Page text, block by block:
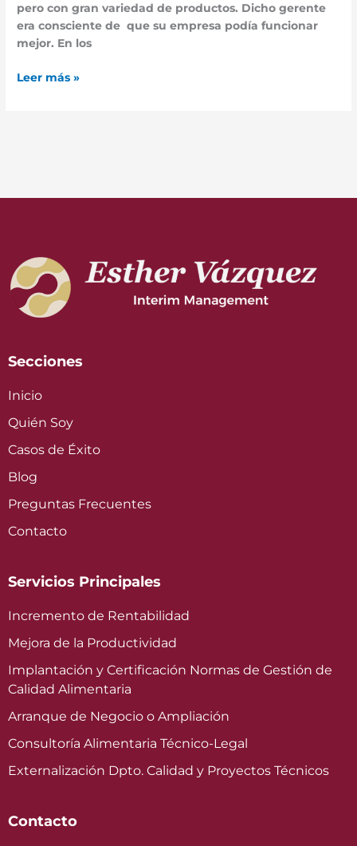
pero con gran variedad de productos. Dicho gerente
era consciente de que su empresa podía funcionar
mejor. En los
Leer más »
Secciones
Inicio
Quién Soy
Casos de Éxito
Blog
Preguntas Frecuentes
Contacto
Servicios Principales
Incremento de Rentabilidad
Mejora de la Productividad
Implantación y Certificación Normas de Gestión de
Calidad Alimentaria
Arranque de Negocio o Ampliación
Consultoría Alimentaria Técnico-Legal
Externalización Dpto. Calidad y Proyectos Técnicos
Contacto